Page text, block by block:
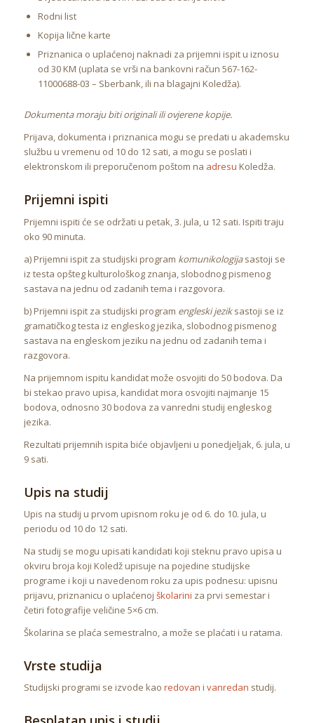
Rodni list
Kopija lične karte
Priznanica o uplaćenoj naknadi za prijemni ispit u iznosu
od 30 KM (uplata se vrši na bankovni račun 567-162-
11000688-03 – Sberbank, ili na blagajni Koledža).
Dokumenta moraju biti originali ili ovjerene kopije.
Prijava, dokumenta i priznanica mogu se predati u akademsku
službu u vremenu od 10 do 12 sati, a mogu se poslati i
elektronskom ili preporučenom poštom na adresu Koledža.
Prijemni ispiti
Prijemni ispiti će se održati u petak, 3. jula, u 12 sati. Ispiti traju
oko 90 minuta.
a) Prijemni ispit za studijski program komunikologijasastoji se
iz testa opšteg kulturološkog znanja, slobodnog pismenog
sastava na jednu od zadanih tema i razgovora.
b) Prijemni ispit za studijski program engleski jeziksastoji se iz
gramatičkog testa iz engleskog jezika, slobodnog pismenog
sastava na engleskom jeziku na jednu od zadanih tema i
razgovora.
Na prijemnom ispitu kandidat može osvojiti do 50 bodova. Da
bi stekao pravo upisa, kandidat mora osvojiti najmanje 15
bodova, odnosno 30 bodova za vanredni studij engleskog
jezika.
Rezultati prijemnih ispita biće objavljeni u ponedjeljak, 6. jula, u
9 sati.
Upis na studij
Upis na studij u prvom upisnom roku je od 6. do 10. jula, u
periodu od 10 do 12 sati.
Na studij se mogu upisati kandidati koji steknu pravo upisa u
okviru broja koji Koledž upisuje na pojedine studijske
programe i koji u navedenom roku za upis podnesu: upisnu
prijavu, priznanicu o uplaćenoj školarini za prvi semestar i
četiri fotografije veličine 5×6 cm.
Školarina se plaća semestralno, a može se plaćati i u ratama.
Vrste studija
Studijski programi se izvode kao redovan i vanredan studij.